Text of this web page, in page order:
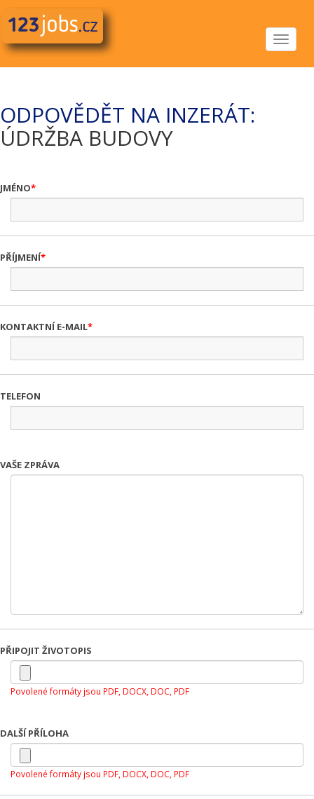
Toggle
ODPOVĚDĚT NA INZERÁT:
ÚDRŽBA BUDOVY
JMÉNO
PŘÍJMENÍ
KONTAKTNÍ E-MAIL
TELEFON
VAŠE ZPRÁVA
PŘIPOJIT ŽIVOTOPIS
Povolené formáty jsou PDF, DOCX, DOC, PDF
DALŠÍ PŘÍLOHA
Povolené formáty jsou PDF, DOCX, DOC, PDF